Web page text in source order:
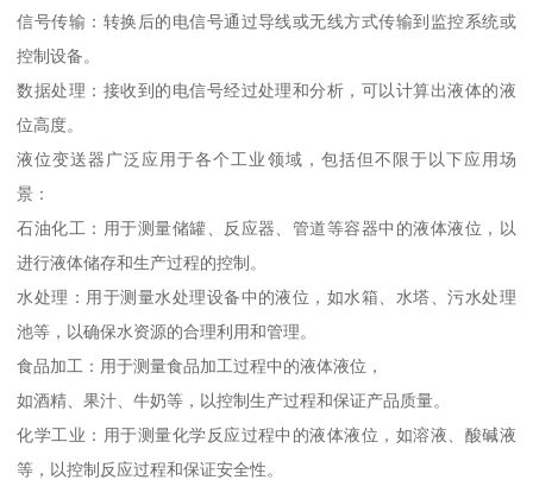
信号传输：转换后的电信号通过导线或无线方式传输到监控系统或
控制设备。
数据处理：接收到的电信号经过处理和分析，可以计算出液体的液
位高度。
液位变送器广泛应用于各个工业领域，包括但不限于以下应用场
景：
石油化工：用于测量储罐、反应器、管道等容器中的液体液位，以
进行液体储存和生产过程的控制。
水处理：用于测量水处理设备中的液位，如水箱、水塔、污水处理
池等，以确保水资源的合理利用和管理。
食品加工：用于测量食品加工过程中的液体液位，
如酒精、果汁、牛奶等，以控制生产过程和保证产品质量。
化学工业：用于测量化学反应过程中的液体液位，如溶液、酸碱液
等，以控制反应过程和保证安全性。